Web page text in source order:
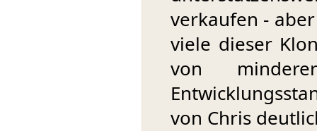
verkaufen -
viele dieser
von
von Chris